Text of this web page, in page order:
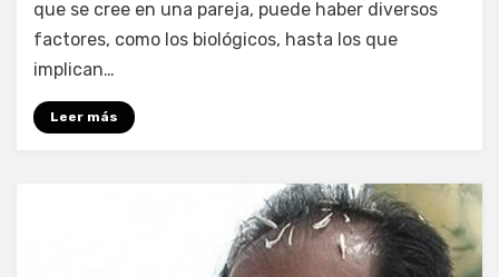
que se cree en una pareja, puede haber diversos
factores, como los biológicos, hasta los que
implican…
Leer más